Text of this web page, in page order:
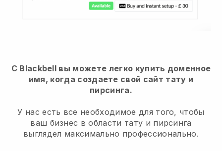
С Blackbell вы можете легко купить доменное
имя, когда создаете свой сайт тату и
пирсинга.
У нас есть все необходимое для того, чтобы
ваш бизнес в области тату и пирсинга
выглядел максимально профессионально.